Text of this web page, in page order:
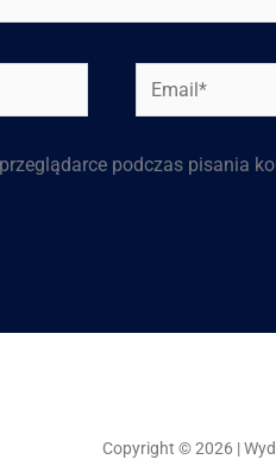
podczas pisania
Copyright © 2026 |